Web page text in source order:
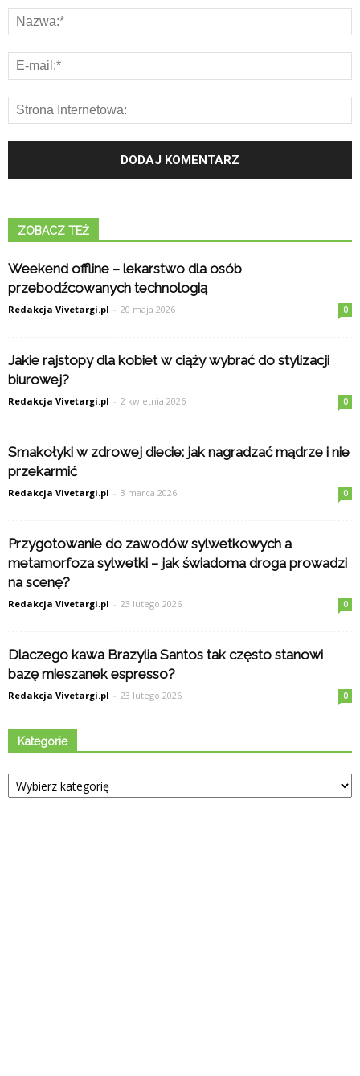
ZOBACZ TEŻ
Weekend offline – lekarstwo dla osób
przebodźcowanych technologią
Redakcja Vivetargi.pl - 20 maja 2026 0
Jakie rajstopy dla kobiet w ciąży wybrać do stylizacji
biurowej?
Redakcja Vivetargi.pl - 2 kwietnia 2026 0
Smakołyki w zdrowej diecie: jak nagradzać mądrze i nie
przekarmić
Redakcja Vivetargi.pl - 3 marca 2026 0
Przygotowanie do zawodów sylwetkowych a
metamorfoza sylwetki – jak świadoma droga prowadzi
na scenę?
Redakcja Vivetargi.pl - 23 lutego 2026 0
Dlaczego kawa Brazylia Santos tak często stanowi
bazę mieszanek espresso?
Redakcja Vivetargi.pl - 23 lutego 2026 0
Kategorie
Kategorie